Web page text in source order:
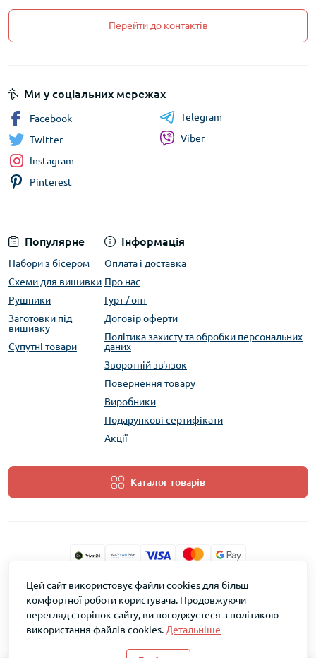
Перейти до контактів
Популярне
Набори з бісером
Схеми для вишивки
Рушники
Заготовки під
вишивку
Супутні товари
Інформація
Оплата і доставка
Про нас
Гурт / опт
Договір оферти
Політика захисту та обробки персональних
даних
Зворотній зв'язок
Повернення товару
Виробники
Подарункові сертифікати
Акції
Каталог товарів
Ми у соціальних мережах
Facebook
Twitter
Instagram
Pinterest
Telegram
Viber
ТМ Скарб © 2026
Цей сайт використовує файли cookies для більш
комфортної роботи користувача. Продовжуючи
перегляд сторінок сайту, ви погоджуєтеся з політикою
використання файлів cookies. Детальніше